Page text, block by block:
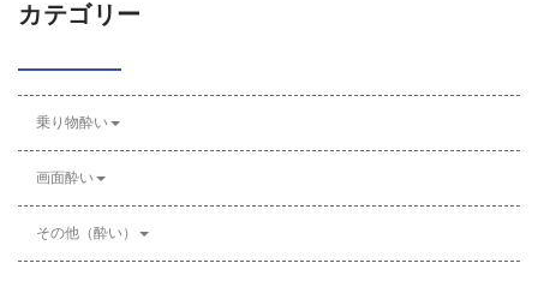
カテゴリー
乗り物酔い
画面酔い
その他（酔い）